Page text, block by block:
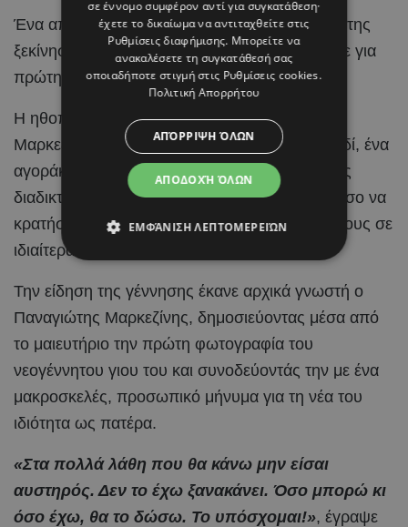
Ένα από τα πιο σημαντικά κεφάλαια της ζωής της
ξεκίνησε για τηΛίλα Μπακλέση, η οποία έγινε για
πρώτη φορά μητέρα.
Η ηθοποιός και ο σύντροφός της, Παναγιώτης
Μαρκεζίνης, υποδέχθηκαν το πρώτο τους παιδί, ένα
αγοράκι, και μοιράστηκαν τη χαρά τους με τους
διαδικτυακούς τους φίλους, επιλέγοντας ωστόσο να
κρατήσουν τις πρώτες οικογενειακές στιγμές τους σε
ιδιαίτερα προσωπικό τόνο.
Την είδηση της γέννησης έκανε αρχικά γνωστή ο
Παναγιώτης Μαρκεζίνης, δημοσιεύοντας μέσα από
το μαιευτήριο την πρώτη φωτογραφία του
νεογέννητου γιου του και συνοδεύοντάς την με ένα
μακροσκελές, προσωπικό μήνυμα για τη νέα του
ιδιότητα ως πατέρα.
«Στα πολλά λάθη που θα κάνω μην είσαι
αυστηρός. Δεν το έχω ξανακάνει. Όσο μπορώ κι
όσο έχω, θα το δώσω. Το υπόσχομαι!», έγραψε
σε έννομο συμφέρον αντί για συγκατάθεση·
έχετε το δικαίωμα να αντιταχθείτε στις
Ρυθμίσεις διαφήμισης. Μπορείτε να
ανακαλέσετε τη συγκατάθεσή σας
οποιαδήποτε στιγμή στις Ρυθμίσεις cookies.
Πολιτική Απορρήτου
ΑΠΟΔΟΧΉ ΌΛΩΝ
ΑΠΌΡΡΙΨΗ ΌΛΩΝ
ΕΜΦΆΝΙΣΗ ΛΕΠΤΟΜΕΡΕΙΏΝ